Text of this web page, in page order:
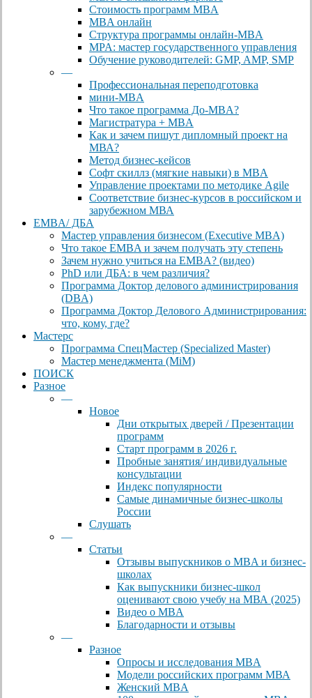
Стоимость программ MBA
MBA онлайн
Cтруктура программы онлайн-MBA
MPA: мастер государственного управления
Обучение руководителей: GMP, AMP, SMP
—
Профессиональная переподготовка
мини-MBA
Что такое программа До-MBA?
Магистратура + MBA
Как и зачем пишут дипломный проект на
МВА?
Метод бизнес-кейсов
Софт скиллз (мягкие навыки) в MBA
Управление проектами по методике Agile
Соответствие бизнес-курсов в российском и
зарубежном МВА
EMBA/ ДБA
Мастер управления бизнесом (Executive MBA)
Что такое EMBA и зачем получать эту степень
Зачем нужно учиться на EMBA? (видео)
PhD или ДБА: в чем различия?
Программа Доктор делового администрирования
(DBА)
Программа Доктор Делового Администрирования:
что, кому, где?
Мастерс
Программа СпецМастер (Specialized Master)
Мастер менеджмента (MiM)
ПОИСК
Разное
—
Новое
Дни открытых дверей / Презентации
программ
Старт программ в 2026 г.
Пробные занятия/ индивидуальные
консультации
Индекс популярности
Самые динамичные бизнес-школы
России
Слушать
—
Статьи
Отзывы выпускников о MBA и бизнес-
школах
Как выпускники бизнес-школ
оценивают свою учебу на МВА (2025)
Видео о MBA
Благодарности и отзывы
—
Разное
Опросы и исследования MBA
Модели российских программ МВА
Женский MBA